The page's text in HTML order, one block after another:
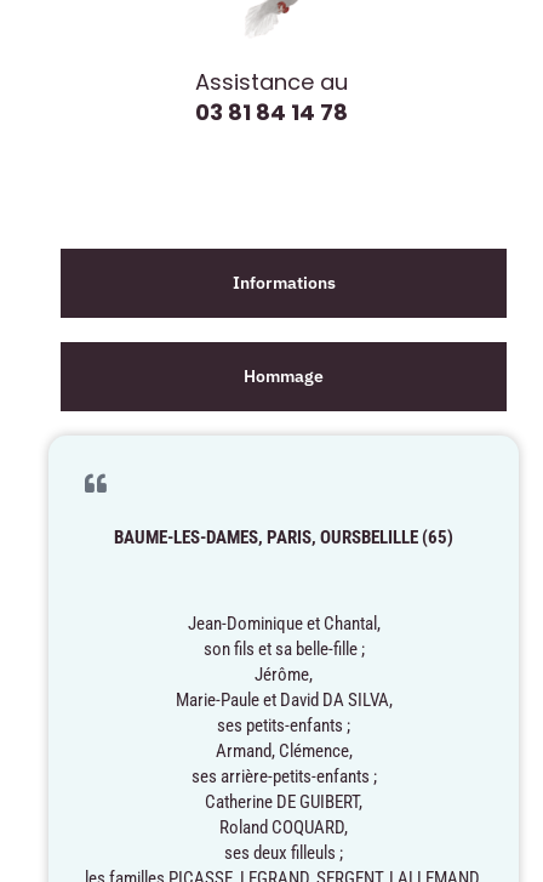
Assistance au
03 81 84 14 78
Informations
Hommage
BAUME-LES-DAMES, PARIS, OURSBELILLE (65)
Jean-Dominique et Chantal,
son fils et sa belle-fille ;
Jérôme,
Marie-Paule et David DA SILVA,
ses petits-enfants ;
Armand, Clémence,
ses arrière-petits-enfants ;
Catherine DE GUIBERT,
Roland COQUARD,
ses deux filleuls ;